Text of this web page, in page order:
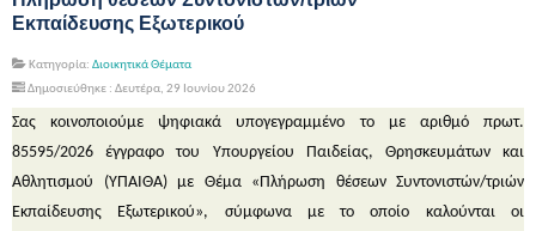
Εκπαίδευσης Εξωτερικού
Κατηγορία: Διοικητικά Θέματα
Δημοσιεύθηκε : Δευτέρα, 29 Ιουνίου 2026
Σας κοινοποιούμε ψηφιακά υπογεγραμμένο το με αριθμό πρωτ.
85595/2026 έγγραφο του Υπουργείου Παιδείας, Θρησκευμάτων και
Αθλητισμού (ΥΠΑΙΘΑ) με Θέμα «Πλήρωση θέσεων Συντονιστών/τριών
Εκπαίδευσης Εξωτερικού», σύμφωνα με το οποίο καλούνται οι